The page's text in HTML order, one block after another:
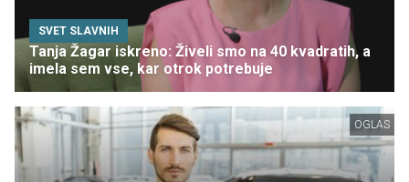
SVET SLAVNIH
Tanja Žagar iskreno: Živeli smo na 40 kvadratih, a
imela sem vse, kar otrok potrebuje
OGLAS